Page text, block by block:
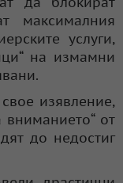
максималния
услуги,
на измамни
изявление,
вниманието“ от
до недостиг